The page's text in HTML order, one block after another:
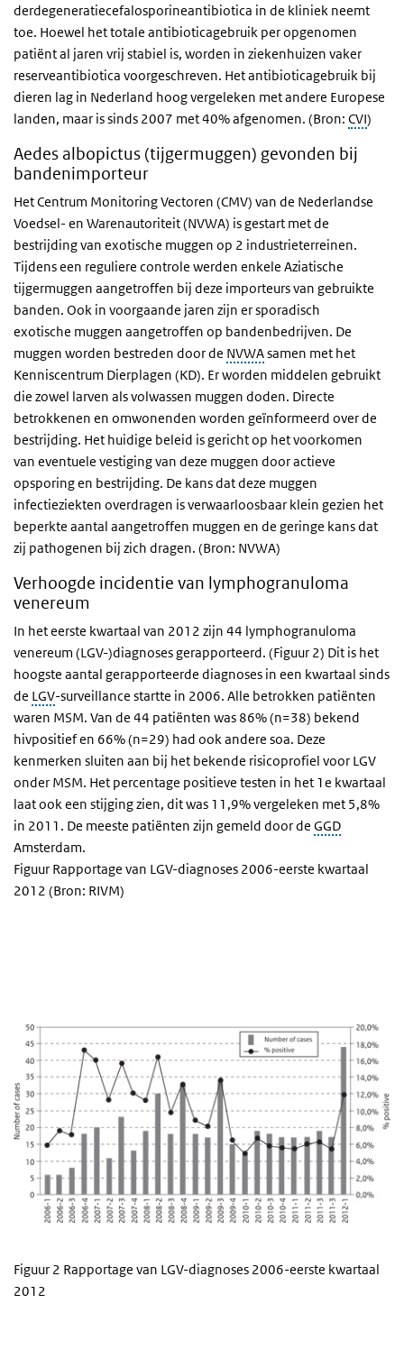
derdegeneratiecefalosporineantibiotica in de kliniek neemt
toe. Hoewel het totale antibioticagebruik per opgenomen
patiënt al jaren vrij stabiel is, worden in ziekenhuizen vaker
reserveantibiotica voorgeschreven. Het antibioticagebruik bij
dieren lag in Nederland hoog vergeleken met andere Europese
landen, maar is sinds 2007 met 40% afgenomen. (Bron: CVI)
Aedes albopictus (tijgermuggen) gevonden bij
bandenimporteur
Het Centrum Monitoring Vectoren (CMV) van de Nederlandse
Voedsel- en Warenautoriteit (NVWA) is gestart met de
bestrijding van exotische muggen op 2 industrieterreinen.
Tijdens een reguliere controle werden enkele Aziatische
tijgermuggen aangetroffen bij deze importeurs van gebruikte
banden. Ook in voorgaande jaren zijn er sporadisch
exotische muggen aangetroffen op bandenbedrijven. De
muggen worden bestreden door de NVWAsamen met het
Kenniscentrum Dierplagen (KD). Er worden middelen gebruikt
die zowel larven als volwassen muggen doden. Directe
betrokkenen en omwonenden worden geïnformeerd over de
bestrijding. Het huidige beleid is gericht op het voorkomen
van eventuele vestiging van deze muggen door actieve
opsporing en bestrijding. De kans dat deze muggen
infectieziekten overdragen is verwaarloosbaar klein gezien het
beperkte aantal aangetroffen muggen en de geringe kans dat
zij pathogenen bij zich dragen. (Bron: NVWA)
Verhoogde incidentie van lymphogranuloma
venereum
In het eerste kwartaal van 2012 zijn 44 lymphogranuloma
venereum (LGV-)diagnoses gerapporteerd. (Figuur 2) Dit is het
hoogste aantal gerapporteerde diagnoses in een kwartaal sinds
de LGV-surveillance startte in 2006. Alle betrokken patiënten
waren MSM. Van de 44 patiënten was 86% (n=38) bekend
hivpositief en 66% (n=29) had ook andere soa. Deze
kenmerken sluiten aan bij het bekende risicoprofiel voor LGV
onder MSM. Het percentage positieve testen in het 1e kwartaal
laat ook een stijging zien, dit was 11,9% vergeleken met 5,8%
in 2011. De meeste patiënten zijn gemeld door de GGD
Amsterdam.
Figuur Rapportage van LGV-diagnoses 2006-eerste kwartaal
2012 (Bron: RIVM)
Figuur 2 Rapportage van LGV-diagnoses 2006-eerste kwartaal
2012